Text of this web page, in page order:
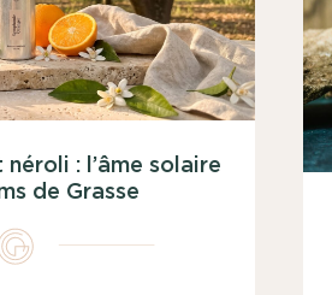
néroli : l’âme solaire
de Grasse